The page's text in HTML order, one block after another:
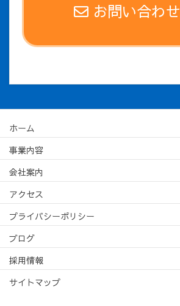
お問い合わせ
ホーム
事業内容
会社案内
アクセス
プライバシーポリシー
ブログ
採用情報
サイトマップ